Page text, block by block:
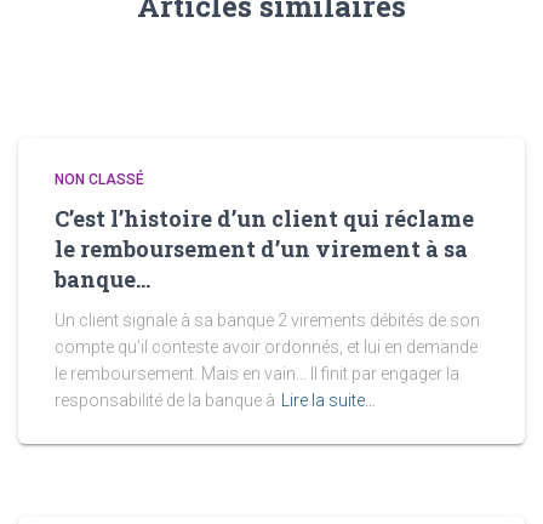
NON CLASSÉ
C’est l’histoire d’un client qui réclame
le remboursement d’un virement à sa
banque…
Un client signale à sa banque 2 virements débités de son
compte qu’il conteste avoir ordonnés, et lui en demande
le remboursement. Mais en vain… Il finit par engager la
responsabilité de la banque à
Lire la suite…